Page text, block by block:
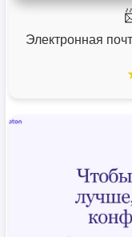
Электронная